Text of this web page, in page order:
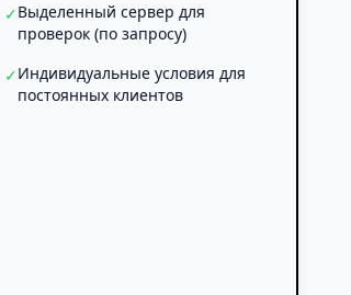
✓Выделенный сервер для
проверок (по запросу)
✓Индивидуальные условия для
постоянных клиентов